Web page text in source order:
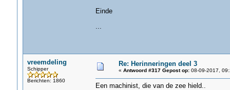
Einde
...
vreemdeling
Schipper
Berichten: 1860
Re: Herinneringen deel 3
« Antwoord #317 Gepost op:08-09-2017,
Een machinist, die van de zee hield..